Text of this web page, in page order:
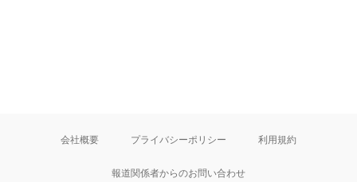
会社概要 プライバシーポリシー 利用規約
報道関係者からのお問い合わせ